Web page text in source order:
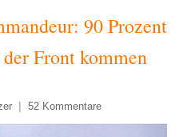
90 Prozent
Front kommen
52 Kommentare